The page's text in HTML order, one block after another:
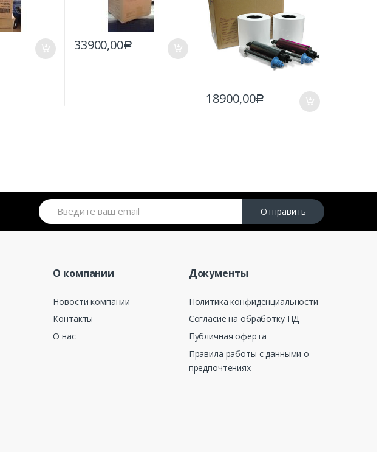
33900,00Р
18900,00Р
Отправить
О компании
Новости компании
Контакты
О нас
Документы
Политика конфиденциальности
Согласие на обработку ПД
Публичная оферта
Правила работы с данными о
предпочтениях